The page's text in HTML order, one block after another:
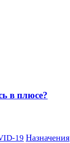
в плюсе?
19 Назначения